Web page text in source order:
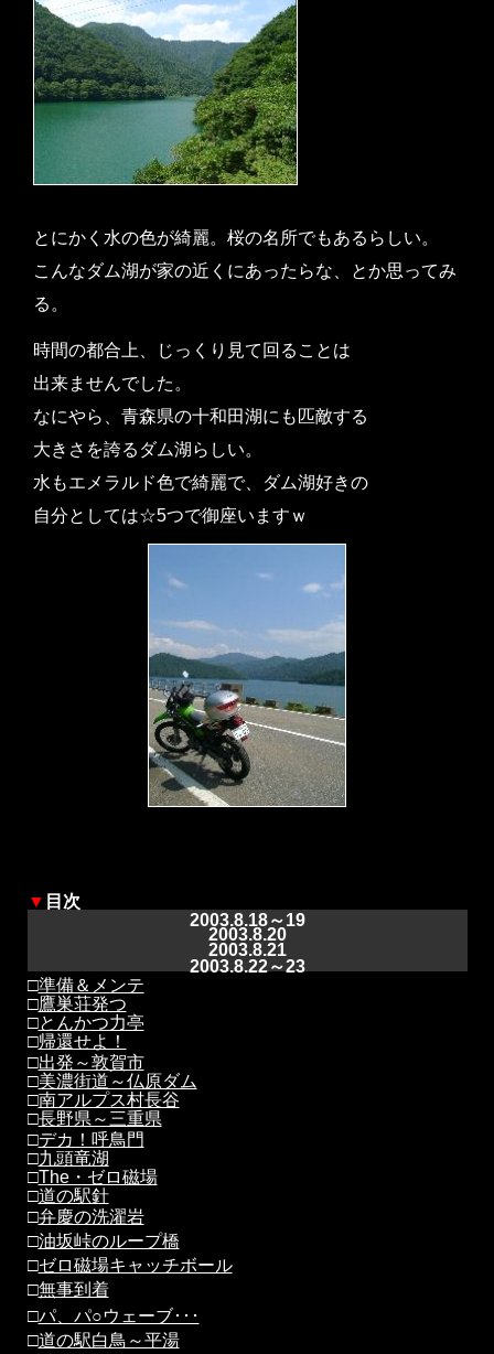
とにかく水の色が綺麗。桜の名所でもあるらしい。
こんなダム湖が家の近くにあったらな、とか思ってみ
る。
時間の都合上、じっくり見て回ることは
出来ませんでした。
なにやら、青森県の十和田湖にも匹敵する
大きさを誇るダム湖らしい。
水もエメラルド色で綺麗で、ダム湖好きの
自分としては☆5つで御座いますｗ
▼ 目次
2003.8.18～19
2003.8.20
2003.8.21
2003.8.22～23
□準備＆メンテ
□鷹巣荘発つ
□とんかつ力亭
□帰還せよ！
□出発～敦賀市
□美濃街道～仏原ダム
□南アルプス村長谷
□長野県～三重県
□デカ！呼鳥門
□九頭竜湖
□The・ゼロ磁場
□道の駅針
□弁慶の洗濯岩
□油坂峠のループ橋
□ゼロ磁場キャッチボール
□無事到着
□パ、パ○ウェーブ･･･
□道の駅白鳥～平湯